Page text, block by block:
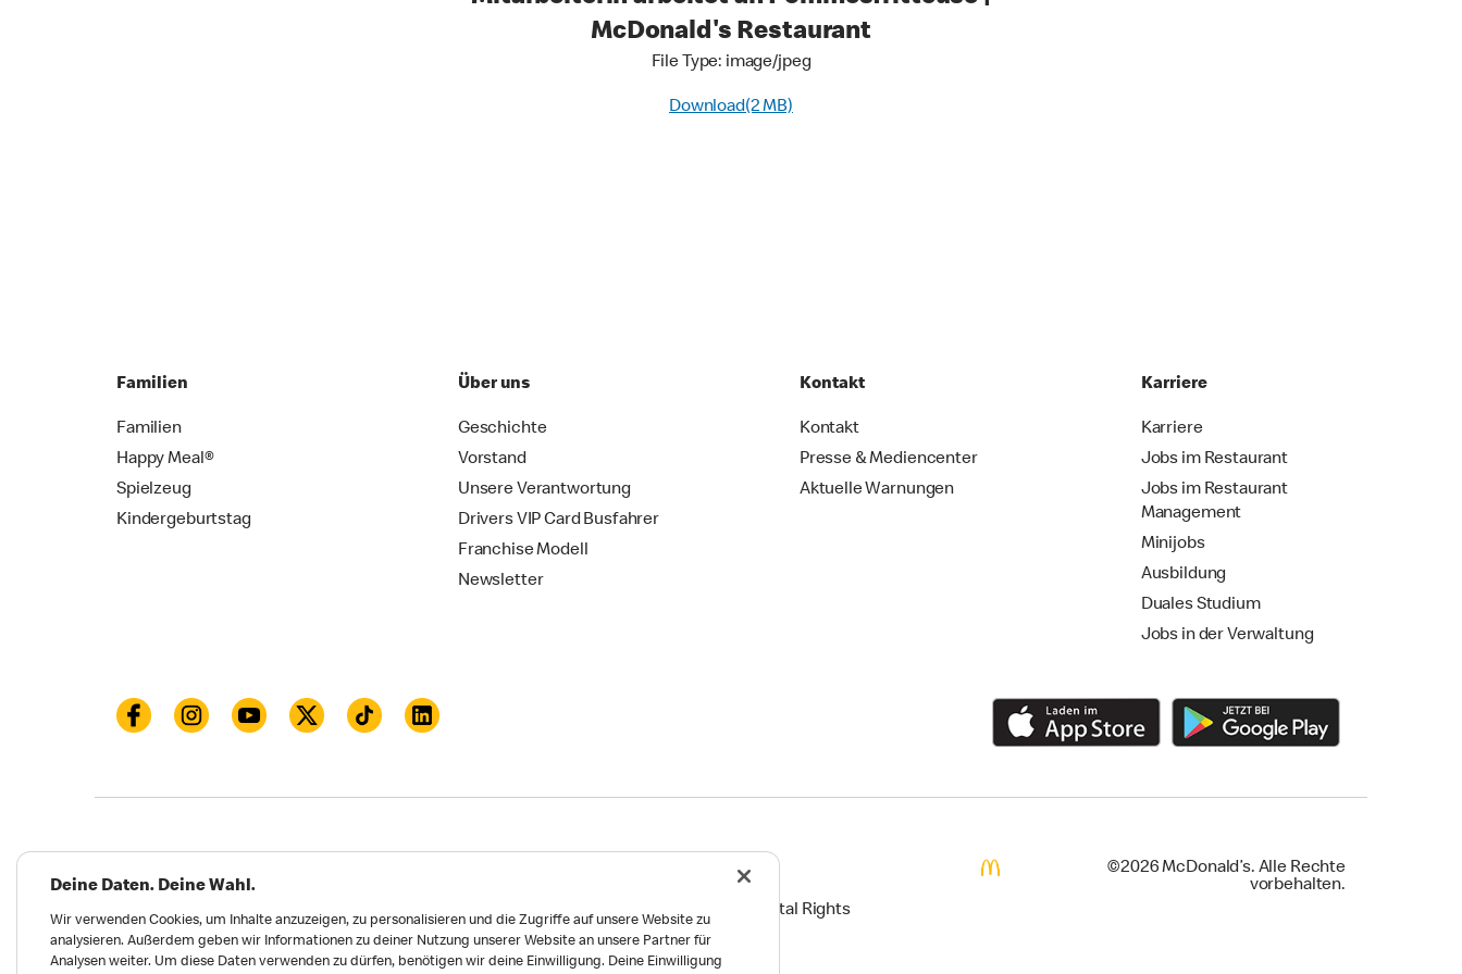
McDonald's Restaurant
File Type: image/jpeg
Download(2 MB)
Familien
Familien
Happy Meal®
Spielzeug
Kindergeburtstag
Über uns
Geschichte
Vorstand
Unsere Verantwortung
Drivers VIP Card Busfahrer
Franchise Modell
Newsletter
Kontakt
Kontakt
Presse & Mediencenter
Aktuelle Warnungen
Karriere
Karriere
Jobs im Restaurant
Jobs im Restaurant
Management
Minijobs
Ausbildung
Duales Studium
Jobs in der Verwaltung
Meldungen zu Menschen- und Umweltrechten Reports on Human and Environmental Rights
Erklärung zur Barrierefreiheit Privatsphäre Einstellungen
©2026 McDonald’s. Alle Rechte
vorbehalten.
Deine Daten. Deine Wahl.
Wir verwenden Cookies, um Inhalte anzuzeigen, zu personalisieren und die Zugriffe auf unsere Website zu
analysieren. Außerdem geben wir Informationen zu deiner Nutzung unserer Website an unsere Partner für
Analysen weiter. Um diese Daten verwenden zu dürfen, benötigen wir deine Einwilligung. Deine Einwilligung